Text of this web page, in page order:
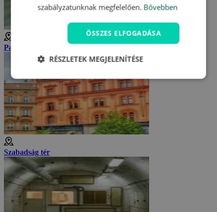
Papilonia Pillangóház Brno
Szabadság tér
szabályzatunknak megfelelően. Bővebben
ÖSSZES ELFOGADÁSA
RÉSZLETEK MEGJELENÍTÉSE